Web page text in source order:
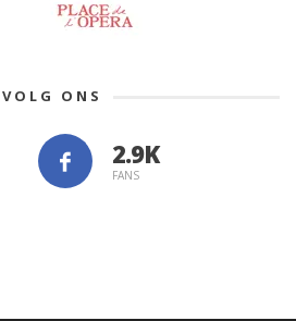
VOLG ONS
FANS